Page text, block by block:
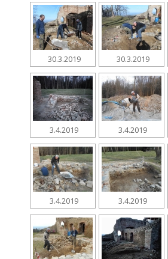
30.3.2019 30.3.2019
3.4.2019 3.4.2019
3.4.2019 3.4.2019